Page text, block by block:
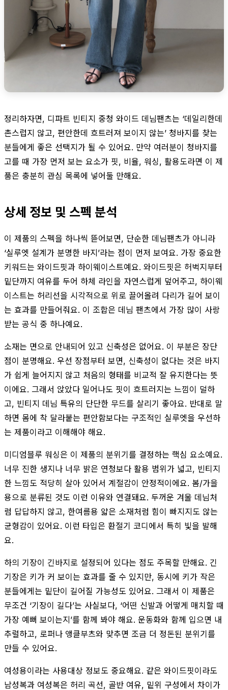
정리하자면, 디파트 빈티지 중청 와이드 데님팬츠는 ‘데일리한데
촌스럽지 않고, 편안한데 흐트러져 보이지 않는’ 청바지를 찾는
분들에게 좋은 선택지가 될 수 있어요. 만약 여러분이 청바지를
고를 때 가장 먼저 보는 요소가 핏, 비율, 워싱, 활용도라면 이 제
품은 충분히 관심 목록에 넣어둘 만해요.
상세 정보 및 스펙 분석
이 제품의 스펙을 하나씩 뜯어보면, 단순한 데님팬츠가 아니라
‘실루엣 설계가 분명한 바지’라는 점이 먼저 보여요. 가장 중요한
키워드는 와이드핏과 하이웨이스트예요. 와이드핏은 허벅지부터
밑단까지 여유를 두어 하체 라인을 자연스럽게 덮어주고, 하이웨
이스트는 허리선을 시각적으로 위로 끌어올려 다리가 길어 보이
는 효과를 만들어줘요. 이 조합은 데님 팬츠에서 가장 많이 사랑
받는 공식 중 하나예요.
소재는 면으로 안내되어 있고 신축성은 없어요. 이 부분은 장단
점이 분명해요. 우선 장점부터 보면, 신축성이 없다는 것은 바지
가 쉽게 늘어지지 않고 처음의 형태를 비교적 잘 유지한다는 뜻
이에요. 그래서 앉았다 일어나도 핏이 흐트러지는 느낌이 덜하
고, 빈티지 데님 특유의 단단한 무드를 살리기 좋아요. 반대로 말
하면 몸에 착 달라붙는 편안함보다는 구조적인 실루엣을 우선하
는 제품이라고 이해해야 해요.
미디엄블루 워싱은 이 제품의 분위기를 결정하는 핵심 요소예요.
너무 진한 생지나 너무 밝은 연청보다 활용 범위가 넓고, 빈티지
한 느낌도 적당히 살아 있어서 계절감이 안정적이에요. 봄/가을
용으로 분류된 것도 이런 이유와 연결돼요. 두꺼운 겨울 데님처
럼 답답하지 않고, 한여름용 얇은 소재처럼 힘이 빠지지도 않는
균형감이 있어요. 이런 타입은 환절기 코디에서 특히 빛을 발해
요.
하의 기장이 긴바지로 설정되어 있다는 점도 주목할 만해요. 긴
기장은 키가 커 보이는 효과를 줄 수 있지만, 동시에 키가 작은
분들에게는 밑단이 길어질 가능성도 있어요. 그래서 이 제품은
무조건 ‘기장이 길다’는 사실보다, ‘어떤 신발과 어떻게 매치할 때
가장 예뻐 보이는지’를 함께 봐야 해요. 운동화와 함께 입으면 내
추럴하고, 로퍼나 앵클부츠와 맞추면 조금 더 정돈된 분위기를
만들 수 있어요.
여성용이라는 사용대상 정보도 중요해요. 같은 와이드핏이라도
남성복과 여성복은 허리 곡선, 골반 여유, 밑위 구성에서 차이가